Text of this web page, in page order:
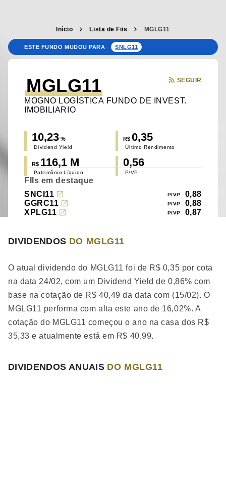
Início Lista de Fiis MGLG11
ESTE FUNDO MUDOU PARA SNLG11
MGLG11
MOGNO LOGÍSTICA FUNDO DE INVEST.
IMOBILIARIO
SEGUIR
10,23 %
Dividend Yield
R$ 0,35
Último Rendimento
R$ 116,1 M
Patrimônio Líquido
0,56
P/VP
FIIs em destaque
SNCI11
0,88
GGRC11
0,88
XPLG11
0,87
DIVIDENDOS DO MGLG11
O atual dividendo do MGLG11 foi de R$ 0,35 por cota
na data 24/02, com um Dividend Yield de 0,86% com
base na cotação de R$ 40,49 da data com (15/02). O
MGLG11 performa com alta este ano de 16,02%. A
cotação do MGLG11 começou o ano na casa dos R$
35,33 e atualmente está em R$ 40,99.
DIVIDENDOS ANUAIS DO MGLG11